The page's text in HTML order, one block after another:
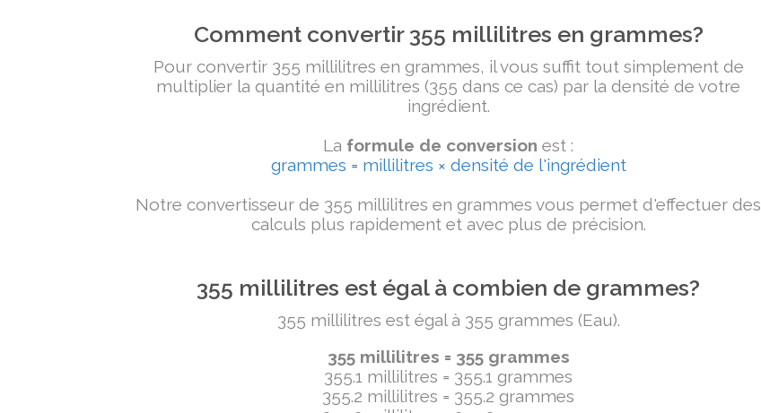
Comment convertir 355 millilitres en grammes?
Pour convertir 355 millilitres en grammes, il vous suffit tout simplement de
multiplier la quantité en millilitres (355 dans ce cas) par la densité de votre
ingrédient.
La formule de conversion est :
grammes = millilitres × densité de l'ingrédient
Notre convertisseur de 355 millilitres en grammes vous permet d'effectuer des
calculs plus rapidement et avec plus de précision.
355 millilitres est égal à combien de grammes?
355 millilitres est égal à 355 grammes (Eau).
355 millilitres = 355 grammes
355.1 millilitres = 355.1 grammes
355.2 millilitres = 355.2 grammes